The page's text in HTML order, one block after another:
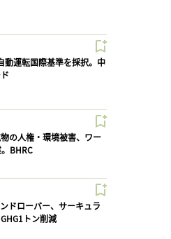
動運転国際基準を採択。中
の人権・環境被害、ワー
BHRC
ドローバー、サーキュラ
トン削減